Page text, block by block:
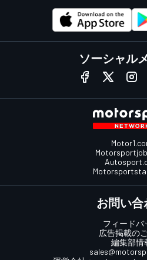
ソーシャル
お問い合
フィードバ
広告掲載の
編集部情